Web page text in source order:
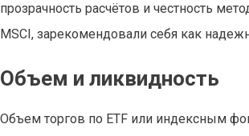
прозрачность расчётов и честность
MSCI, зарекомендовали себя как
Объем и ликвидность
Объем торгов по ETF или индексным